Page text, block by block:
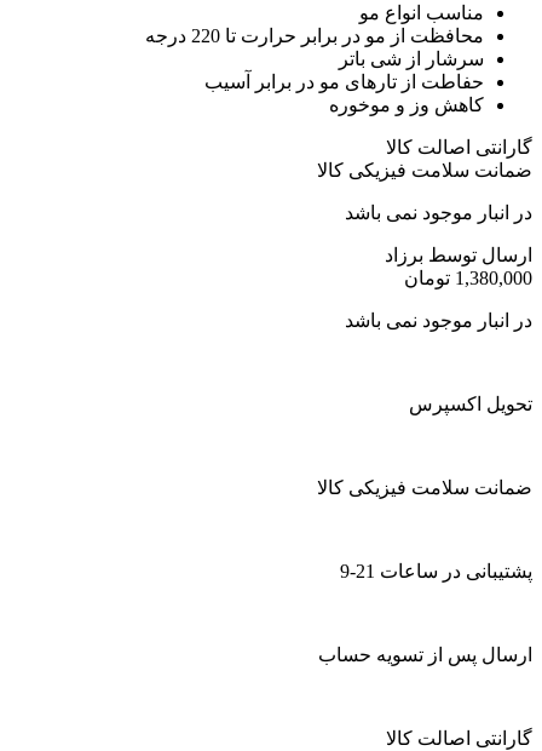
مناسب انواع مو
محافظت از مو در برابر حرارت تا 220 درجه
سرشار از شی باتر
حفاطت از تارهای مو در برابر آسیب
کاهش وز و موخوره
گارانتی اصالت کالا
ضمانت سلامت فیزیکی کالا
در انبار موجود نمی باشد
ارسال توسط برزاد
1,380,000 تومان
در انبار موجود نمی باشد
تحویل اکسپرس
ضمانت سلامت فیزیکی کالا
پشتیبانی در ساعات 21-9
ارسال پس از تسویه حساب
گارانتی اصالت کالا